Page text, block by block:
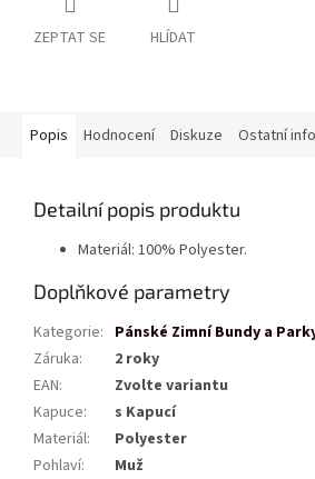
ZEPTAT SE HLÍDAT
Popis Hodnocení Diskuze Ostatní
Detailní popis produktu
Materiál: 100% Polyester.
Doplňkové parametry
Kategorie: Pánské Zimní Bundy a
Záruka:
2 roky
EAN:
Zvolte variantu
Kapuce:
s Kapucí
Materiál:
Polyester
Pohlaví: Muž